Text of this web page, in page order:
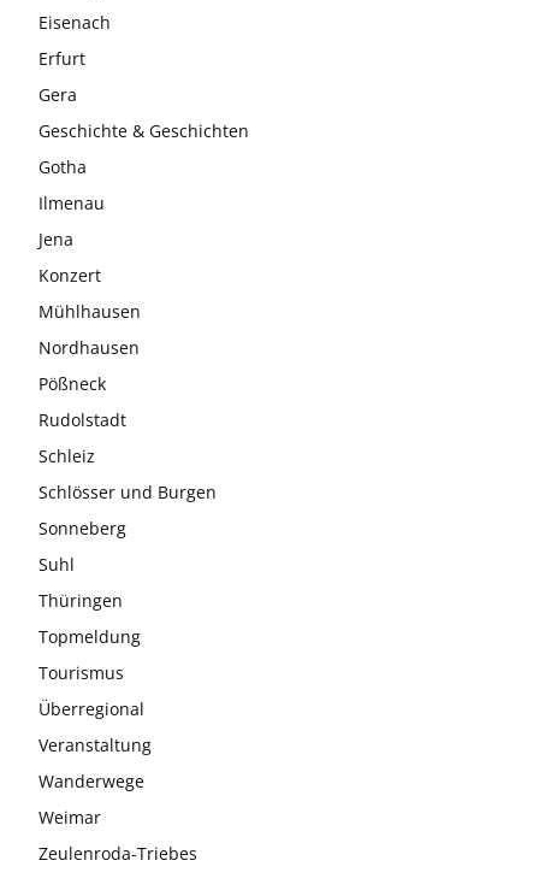
Eisenach
Erfurt
Gera
Geschichte & Geschichten
Gotha
Ilmenau
Jena
Konzert
Mühlhausen
Nordhausen
Pößneck
Rudolstadt
Schleiz
Schlösser und Burgen
Sonneberg
Suhl
Thüringen
Topmeldung
Tourismus
Überregional
Veranstaltung
Wanderwege
Weimar
Zeulenroda-Triebes